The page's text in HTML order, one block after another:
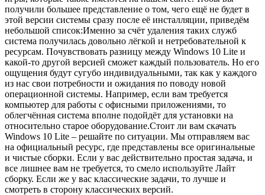
получили большее представление о том, чего ещё не будет в
этой версии системы сразу после её инсталляции, приведём
небольшой список:Именно за счёт удаления таких служб
система получилась довольно лёгкой и нетребовательной к
ресурсам. Почувствовать разницу между Windows 10 Lite и
какой-то другой версией сможет каждый пользователь. Но его
ощущения будут сугубо индивидуальными, так как у каждого
из нас свои потребности и ожидания по поводу новой
операционной системы. Например, если вам требуется
компьютер для работы с офисными приложениями, то
облегчённая система вполне подойдёт для установки на
относительно старое оборудование.Стоит ли вам скачать
Windows 10 Lite – решайте по ситуации. Мы отправляем вас
на официальный ресурс, где представлены все оригинальные
и чистые сборки. Если у вас действительно простая задача, и
все лишнее вам не требуется, то смело используйте Лайт
сборку. Если же у вас классические задачи, то лучше и
смотреть в сторону классических версий.